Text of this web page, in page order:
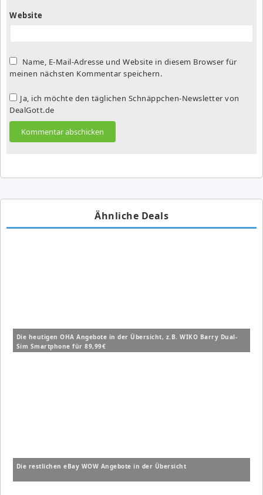
Website
Name, E-Mail-Adresse und Website in diesem Browser für
meinen nächsten Kommentar speichern.
Ja, ich möchte den täglichen Schnäppchen-Newsletter von
DealGott.de
Ähnliche Deals
Die heutigen OHA Angebote in der Übersicht, z.B. WIKO Barry Dual-
Sim Smartphone für 89,99€
Die restlichen eBay WOW Angebote in der Übersicht